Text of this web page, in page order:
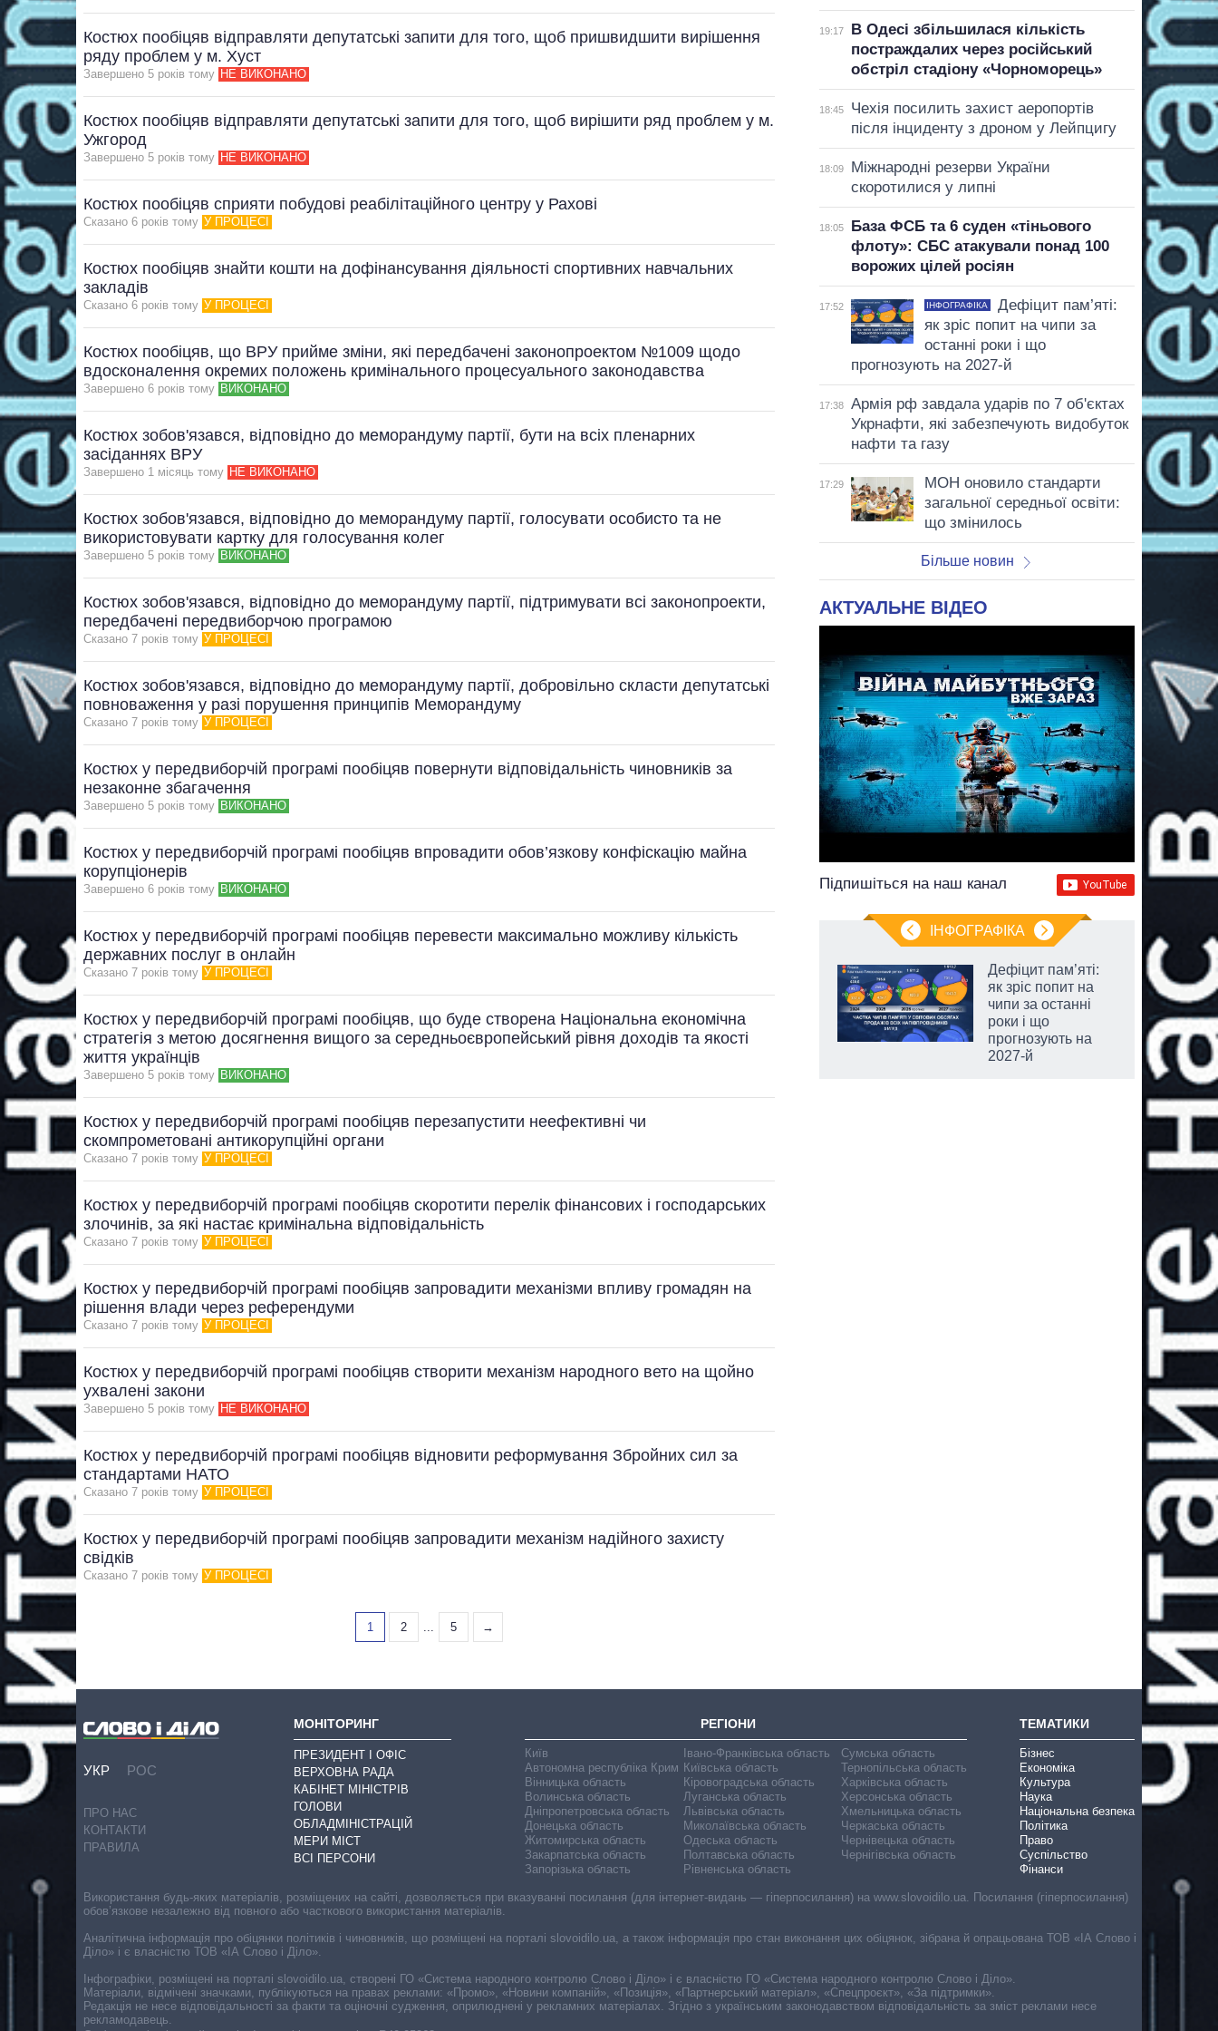
Костюх пообіцяв відправляти депутатські запити для того, щоб пришвидшити вирішення
ряду проблем у м. Хуст
Завершено 5 рокiв тому НЕ ВИКОНАНО
Костюх пообіцяв відправляти депутатські запити для того, щоб вирішити ряд проблем у м.
Ужгород
Завершено 5 рокiв тому НЕ ВИКОНАНО
Костюх пообіцяв сприяти побудові реабілітаційного центру у Рахові
Сказано 6 рокiв тому У ПРОЦЕСІ
Костюх пообіцяв знайти кошти на дофінансування діяльності спортивних навчальних
закладів
Сказано 6 рокiв тому У ПРОЦЕСІ
Костюх пообіцяв, що ВРУ прийме зміни, які передбачені законопроектом №1009 щодо
вдосконалення окремих положень кримінального процесуального законодавства
Завершено 6 рокiв тому ВИКОНАНО
Костюх зобов'язався, відповідно до меморандуму партії, бути на всіх пленарних
засіданнях ВРУ
Завершено 1 мiсяць тому НЕ ВИКОНАНО
Костюх зобов'язався, відповідно до меморандуму партії, голосувати особисто та не
використовувати картку для голосування колег
Завершено 5 рокiв тому ВИКОНАНО
Костюх зобов'язався, відповідно до меморандуму партії, підтримувати всі законопроекти,
передбачені передвиборчою програмою
Сказано 7 рокiв тому У ПРОЦЕСІ
Костюх зобов'язався, відповідно до меморандуму партії, добровільно скласти депутатські
повноваження у разі порушення принципів Меморандуму
Сказано 7 рокiв тому У ПРОЦЕСІ
Костюх у передвиборчій програмі пообіцяв повернути відповідальність чиновників за
незаконне збагачення
Завершено 5 рокiв тому ВИКОНАНО
Костюх у передвиборчій програмі пообіцяв впровадити обов’язкову конфіскацію майна
корупціонерів
Завершено 6 рокiв тому ВИКОНАНО
Костюх у передвиборчій програмі пообіцяв перевести максимально можливу кількість
державних послуг в онлайн
Сказано 7 рокiв тому У ПРОЦЕСІ
Костюх у передвиборчій програмі пообіцяв, що буде створена Національна економічна
стратегія з метою досягнення вищого за середньоєвропейський рівня доходів та якості
життя українців
Завершено 5 рокiв тому ВИКОНАНО
Костюх у передвиборчій програмі пообіцяв перезапустити неефективні чи
скомпрометовані антикорупційні органи
Сказано 7 рокiв тому У ПРОЦЕСІ
Костюх у передвиборчій програмі пообіцяв скоротити перелік фінансових і господарських
злочинів, за які настає кримінальна відповідальність
Сказано 7 рокiв тому У ПРОЦЕСІ
Костюх у передвиборчій програмі пообіцяв запровадити механізми впливу громадян на
рішення влади через референдуми
Сказано 7 рокiв тому У ПРОЦЕСІ
Костюх у передвиборчій програмі пообіцяв створити механізм народного вето на щойно
ухвалені закони
Завершено 5 рокiв тому НЕ ВИКОНАНО
Костюх у передвиборчій програмі пообіцяв відновити реформування Збройних сил за
стандартами НАТО
Сказано 7 рокiв тому У ПРОЦЕСІ
Костюх у передвиборчій програмі пообіцяв запровадити механізм надійного захисту
свідків
Сказано 7 рокiв тому У ПРОЦЕСІ
1 2 ... 5 →
19:17
В Одесі збільшилася кількість
постраждалих через російський
обстріл стадіону «Чорноморець»
18:45
Чехія посилить захист аеропортів
після інциденту з дроном у Лейпцигу
18:09
Міжнародні резерви України
скоротилися у липні
18:05
База ФСБ та 6 суден «тіньового
флоту»: СБС атакували понад 100
ворожих цілей росіян
17:52 ІНФОГРАФІКА
Дефіцит пам’яті:
як зріс попит на чипи за
останні роки і що
прогнозують на 2027-й
17:38
Армія рф завдала ударів по 7 об'єктах
Укрнафти, які забезпечують видобуток
нафти та газу
17:29
МОН оновило стандарти
загальної середньої освіти:
що змінилось
Більше новин
АКТУАЛЬНЕ ВІДЕО
Підпишіться на наш канал
ІНФОГРАФІКА
великої війни
Дефіцит пам’яті:
як зріс попит на
чипи за останні
роки і що
прогнозують на
2027-й
УКР РОС
ПРО НАС
КОНТАКТИ
ПРАВИЛА
МОНІТОРИНГ
ПРЕЗИДЕНТ І ОФІС
ВЕРХОВНА РАДА
КАБІНЕТ МІНІСТРІВ
ГОЛОВИ
ОБЛАДМІНІСТРАЦІЙ
МЕРИ МІСТ
ВСІ ПЕРСОНИ
РЕГІОНИ
Київ
Автономна республіка Крим
Вінницька область
Волинська область
Дніпропетровська область
Донецька область
Житомирська область
Закарпатська область
Запорізька область
Івано-Франківська область
Київська область
Кіровоградська область
Луганська область
Львівська область
Миколаївська область
Одеська область
Полтавська область
Рівненська область
Сумська область
Тернопільська область
Харківська область
Херсонська область
Хмельницька область
Черкаська область
Чернівецька область
Чернігівська область
ТЕМАТИКИ
Бізнес
Економіка
Культура
Наука
Національна безпека
Політика
Право
Суспільство
Фінанси
Використання будь-яких матеріалів, розміщених на сайті, дозволяється при вказуванні посилання (для інтернет-видань — гіперпосилання) на www.slovoidilo.ua. Посилання (гіперпосилання)
обов’язкове незалежно від повного або часткового використання матеріалів.
Аналітична інформація про обіцянки політиків і чиновників, що розміщені на порталі slovoidilo.ua, а також інформація про стан виконання цих обіцянок, зібрана й опрацьована ТОВ «ІА Слово і
Діло» і є власністю ТОВ «ІА Слово і Діло».
Інфографіки, розміщені на порталі slovoidilo.ua, створені ГО «Система народного контролю Слово і Діло» і є власністю ГО «Система народного контролю Слово і Діло».
Матеріали, відмічені значками, публікуються на правах реклами: «Промо», «Новини компаній», «Позиція», «Партнерський матеріал», «Спецпроєкт», «За підтримки».
Редакція не несе відповідальності за факти та оціночні судження, оприлюднені у рекламних матеріалах. Згідно з українським законодавством відповідальність за зміст реклами несе
рекламодавець.